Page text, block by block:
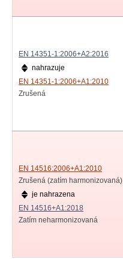
EN 14351-1:2006+A2:2016
nahrazuje
EN 14351-1:2006+A1:2010
Zrušená
EN 14516:2006+A1:2010
Zrušená (zatím harmonizovaná)
je nahrazena
EN 14516+A1:2018
Zatím neharmonizovaná